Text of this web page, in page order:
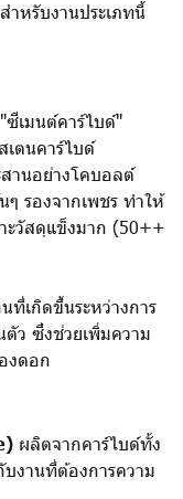
ำหรับงานประเภทนี้
ซีเมนต์คาร์ไบด์"
เตนคาร์ไบด์
านอย่างโคบอลต์
รองจากเพชร ทำให้
ะวัสดุแข็งมาก (50++
เกิดขึ้นระหว่างการ
ตัว ซึ่งช่วยเพิ่มความ
งดอก
ผลิตจากคาร์ไบด์ทั้ง
งานที่ต้องการความ